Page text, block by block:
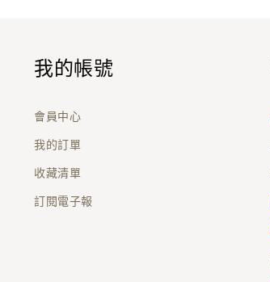
我的帳號
會員中心
我的訂單
收藏清單
訂閱電子報